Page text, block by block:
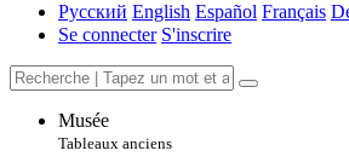
Русский English Español Français
Se connecter S'inscrire
Musée
Tableaux anciens